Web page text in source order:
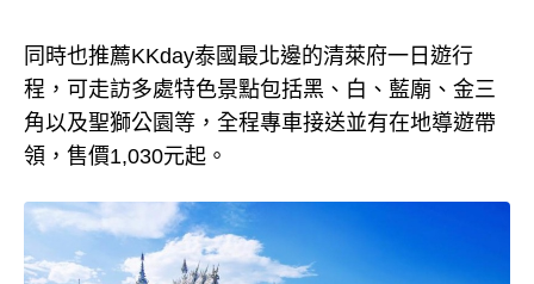
同時也推薦KKday泰國最北邊的清萊府一日遊行
程，可走訪多處特色景點包括黑、白、藍廟、金三
角以及聖獅公園等，全程專車接送並有在地導遊帶
領，售價1,030元起。